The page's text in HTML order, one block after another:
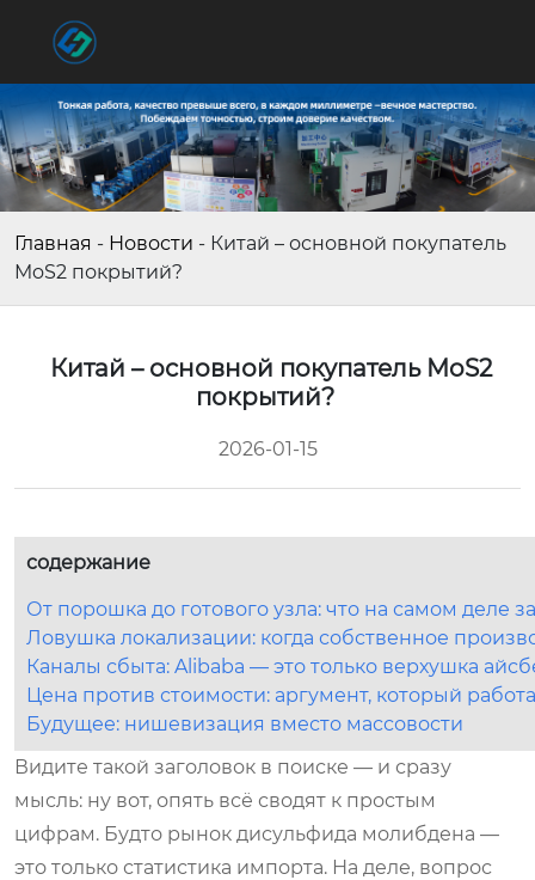
Главная - Новости - Китай – основной покупатель
MoS2 покрытий?
Китай – основной покупатель MoS2
покрытий?
2026-01-15
содержание
От порошка до готового узла: что на самом деле
Ловушка локализации: когда собственное
Каналы сбыта: Alibaba — это только верхушка
Цена против стоимости: аргумент, который
Будущее: нишевизация вместо массовости
Видите такой заголовок в поиске — и сразу
мысль: ну вот, опять всё сводят к простым
цифрам. Будто рынок дисульфида молибдена —
это только статистика импорта. На деле, вопрос